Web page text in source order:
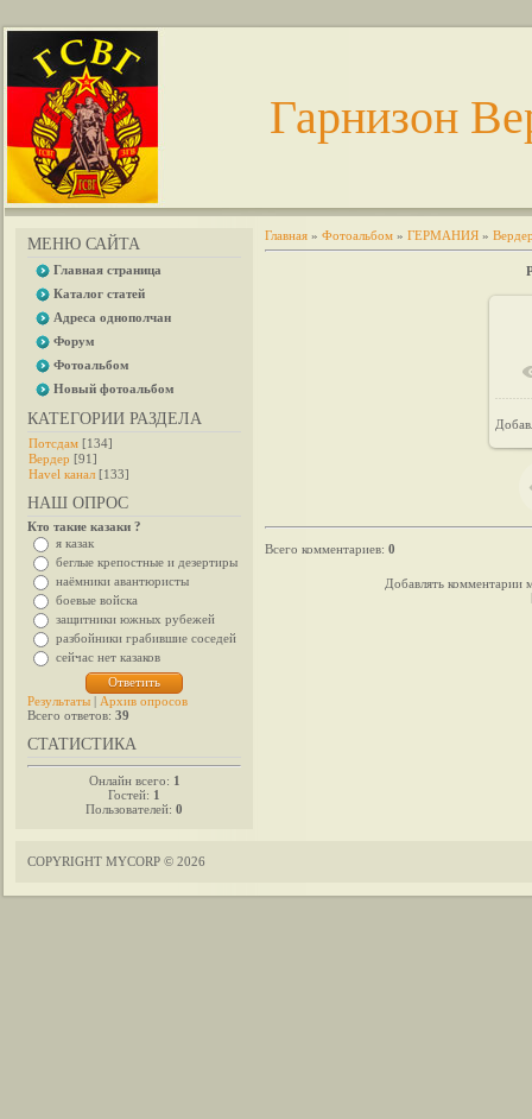
Гарнизон
МЕНЮ САЙТА
Главная страница
Каталог статей
Адреса однополчан
Форум
Фотоальбом
Новый фотоальбом
КАТЕГОРИИ РАЗДЕЛА
Потсдам [134]
Вердер [91]
Havel канал [133]
НАШ ОПРОС
Кто такие казаки ?
я казак
беглые крепостные и дезертиры
наёмники авантюристы
боевые войска
защитники южных рубежей
разбойники грабившие соседей
сейчас нет казаков
Результаты | Архив опросов
Всего ответов: 39
СТАТИСТИКА
Онлайн всего: 1
Гостей: 1
Пользователей: 0
Главная » Фотоальбом » ГЕРМАНИЯ »
Всего комментариев: 0
Добавлять комментарии
COPYRIGHT MYCORP © 2026